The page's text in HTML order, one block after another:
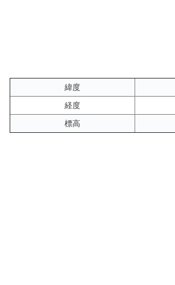
緯度
経度
標高